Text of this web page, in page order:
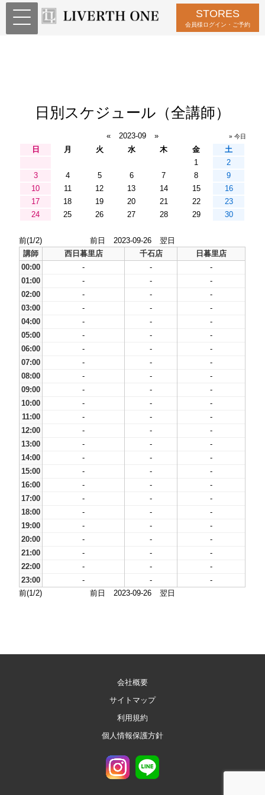
STORES
会員様ログイン・ご予約
日別スケジュール（全講師）
« 2023-09 » » 今日
日 月 火 水 木 金
土
1
2
3
4 5 6 7 8
9
10
11 12 13 14 15
16
17
18 19 20 21 22
23
24
25 26 27 28 29 30
前(1/2) 前日 2023-09-26
翌日
講師
西日暮里店 千石店
日暮里店
00:00
- -
-
01:00
- -
-
02:00
- -
-
03:00
- -
-
04:00
- -
-
05:00
- -
-
06:00
- -
-
07:00
- -
-
08:00
- -
-
09:00
- -
-
10:00
- -
-
11:00
- -
-
12:00
- -
-
13:00
- -
-
14:00
- -
-
15:00
- -
-
16:00
- -
-
17:00
- -
-
18:00
- -
-
19:00
- -
-
20:00
- -
-
21:00
- -
-
22:00
- -
-
23:00
- -
-
前(1/2)
前日 2023-09-26 翌日
会社概要
サイトマップ
利用規約
個人情報保護方針